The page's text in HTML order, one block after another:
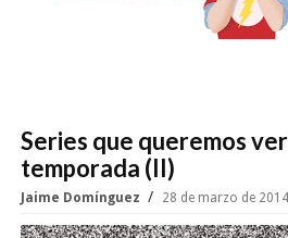
Series que queremos
temporada (II)
Jaime Domínguez 28 de marzo de 2014